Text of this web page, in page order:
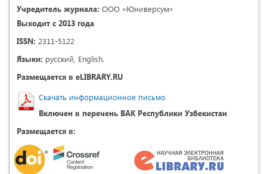
Учредитель журнала: ООО «Юниверсум»
Выходит с 2013 года
ISSN: 2311-5122
Языки: русский, English.
Размещается в eLIBRARY.RU
Скачать информационное письмо
Включен в перечень ВАК Республики Узбекистан
Размещается в: